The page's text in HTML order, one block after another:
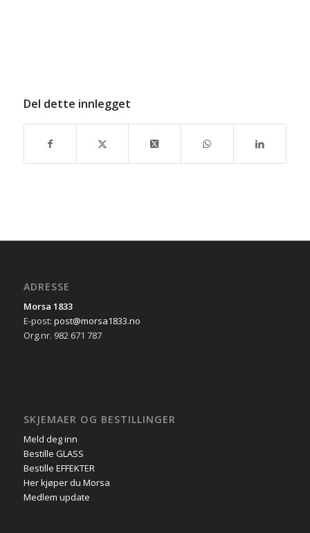
Del dette innlegget
ADRESSE
Morsa 1833
E-post: post@morsa1833.no
Org.nr. 982 671 787
SKJEMAER OG BESTILLINGER
Meld deg inn
Bestille GLASS
Bestille EFFEKTER
Her kjøper du Morsa
Medlem update